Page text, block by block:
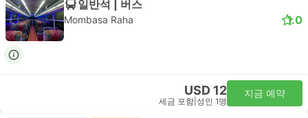
일반석 | 버스
Mombasa Raha 1.0
USD 12
세금 포함 성인 1명
지금 예약